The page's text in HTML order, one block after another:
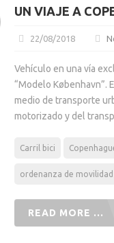
UN VIAJE A
22/08/2018
Vehículo en una vía
“Modelo København”.
medio de transporte
motorizado y del
Carril bici
ordenanza de movilidad
READ MORE ...